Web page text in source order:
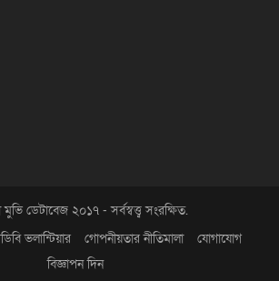
ডেটাবেজ ২০১৭ - সর্বস্বত্ত্ব সংরক্ষিত.
ভলান্টিয়ার গোপনীয়তার নীতিমালা
যোগাযোগ
বিজ্ঞাপন দিন